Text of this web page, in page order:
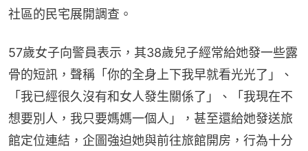
社區的民宅展開調查。
57歲女子向警員表示，其38歲兒子經常給她發一些露
骨的短訊，聲稱「你的全身上下我早就看光光了」、
「我已經很久沒有和女人發生關係了」、「我現在不
想要別人，我只要媽媽一個人」，甚至還給她發送旅
館定位連結，企圖強迫她與前往旅館開房，行為十分